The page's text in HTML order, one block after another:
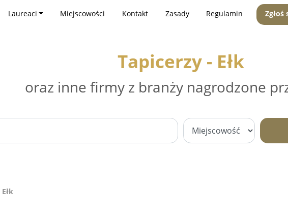
Laureaci Miejscowości Kontakt Zasady Regulamin Zgłoś
Tapicerzy - Ełk
oraz inne firmy z branży nagrodzone